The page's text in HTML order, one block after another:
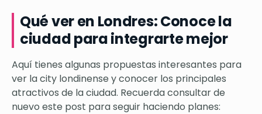
Qué ver en Londres: Conoce la
ciudad para integrarte mejor
Aquí tienes algunas propuestas interesantes para
ver la city londinense y conocer los principales
atractivos de la ciudad. Recuerda consultar de
nuevo este post para seguir haciendo planes: